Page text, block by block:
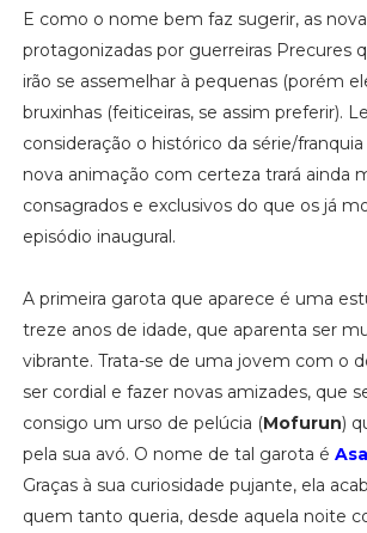
E como o nome bem faz sugerir, as
protagonizadas por guerreiras Precures
irão se assemelhar à pequenas (porém
bruxinhas (feiticeiras, se assim preferir).
consideração o histórico da série/
nova animação com certeza trará ainda
consagrados e exclusivos do que os já
episódio inaugural.
A primeira garota que aparece é uma
treze anos de idade, que aparenta ser
vibrante. Trata-se de uma jovem com o
ser cordial e fazer novas amizades, que
consigo um urso de pelúcia (Mofurun)
pela sua avó. O nome de tal garota é
Graças à sua curiosidade pujante, ela
quem tanto queria, desde aquela noite